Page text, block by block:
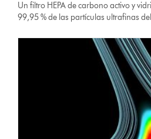
Un filtro HEPA de carbono activo y
99,95 % de las partículas ultrafinas